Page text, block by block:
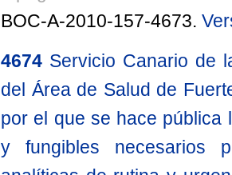
BOC-A-2010-157-4673.
4674 Servicio Canario de
del Área de Salud de
por el que se hace pública
y fungibles necesarios